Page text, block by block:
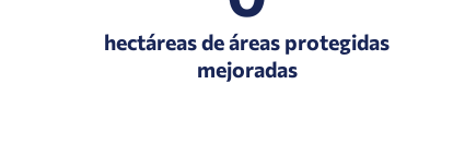
hectáreas de áreas protegidas
mejoradas